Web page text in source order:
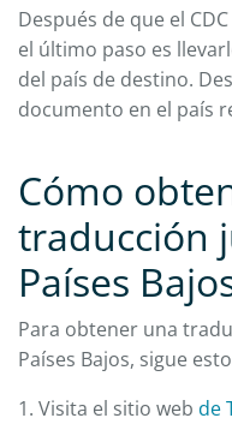
Después de que el
el último paso es
del país de destino.
documento en el país
Cómo
traducción
Países
Para obtener una
Países Bajos, sigue
1. Visita el sitio web de